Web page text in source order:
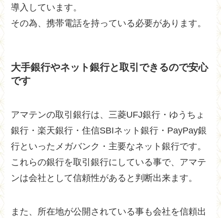
導入しています。
その為、携帯電話を持っている必要があります。
大手銀行やネット銀行と取引できるので安心
です
アマテンの取引銀行は、三菱UFJ銀行・ゆうちょ
銀行・楽天銀行・住信SBIネット銀行・PayPay銀
行といったメガバンク・主要なネット銀行です。
これらの銀行を取引銀行にしている事で、アマテ
ンは会社として信頼性があると判断出来ます。
また、所在地が公開されている事も会社を信頼出